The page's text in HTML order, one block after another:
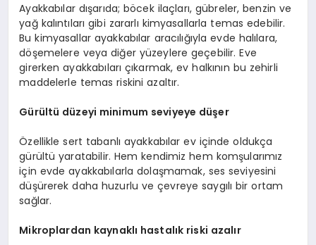
Ayakkabılar dışarıda; böcek ilaçları, gübreler, benzin ve
yağ kalıntıları gibi zararlı kimyasallarla temas edebilir.
Bu kimyasallar ayakkabılar aracılığıyla evde halılara,
döşemelere veya diğer yüzeylere geçebilir. Eve
girerken ayakkabıları çıkarmak, ev halkının bu zehirli
maddelerle temas riskini azaltır.
Gürültü düzeyi minimum seviyeye düşer
Özellikle sert tabanlı ayakkabılar ev içinde oldukça
gürültü yaratabilir. Hem kendimiz hem komşularımız
için evde ayakkabılarla dolaşmamak, ses seviyesini
düşürerek daha huzurlu ve çevreye saygılı bir ortam
sağlar.
Mikroplardan kaynaklı hastalık riski azalır